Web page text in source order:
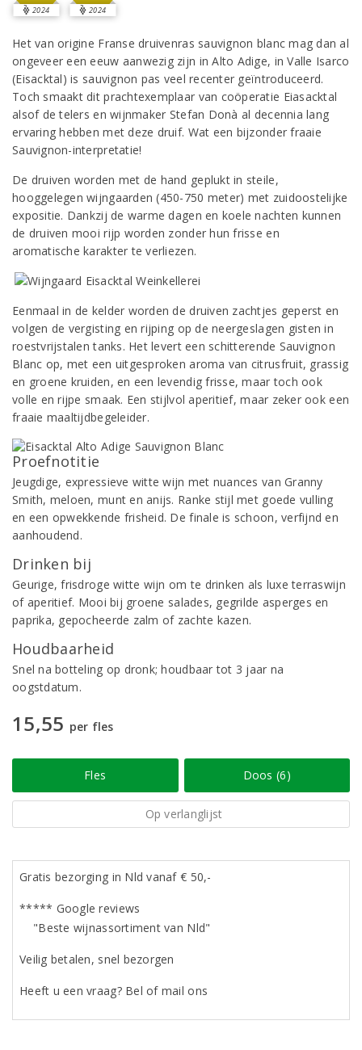
2024 2024
Het van origine Franse druivenras sauvignon blanc mag dan al
ongeveer een eeuw aanwezig zijn in Alto Adige, in Valle Isarco
(Eisacktal) is sauvignon pas veel recenter geïntroduceerd.
Toch smaakt dit prachtexemplaar van coöperatie Eiasacktal
alsof de telers en wijnmaker Stefan Donà al decennia lang
ervaring hebben met deze druif. Wat een bijzonder fraaie
Sauvignon-interpretatie!
De druiven worden met de hand geplukt in steile,
hooggelegen wijngaarden (450-750 meter) met zuidoostelijke
expositie. Dankzij de warme dagen en koele nachten kunnen
de druiven mooi rijp worden zonder hun frisse en
aromatische karakter te verliezen.
Eenmaal in de kelder worden de druiven zachtjes geperst en
volgen de vergisting en rijping op de neergeslagen gisten in
roestvrijstalen tanks. Het levert een schitterende Sauvignon
Blanc op, met een uitgesproken aroma van citrusfruit, grassig
en groene kruiden, en een levendig frisse, maar toch ook
volle en rijpe smaak. Een stijlvol aperitief, maar zeker ook een
fraaie maaltijdbegeleider.
Proefnotitie
Jeugdige, expressieve witte wijn met nuances van Granny
Smith, meloen, munt en anijs. Ranke stijl met goede vulling
en een opwekkende frisheid. De finale is schoon, verfijnd en
aanhoudend.
Drinken bij
Geurige, frisdroge witte wijn om te drinken als luxe terraswijn
of aperitief. Mooi bij groene salades, gegrilde asperges en
paprika, gepocheerde zalm of zachte kazen.
Houdbaarheid
Snel na botteling op dronk; houdbaar tot 3 jaar na
oogstdatum.
15,55 per fles
Fles Doos (6)
Op verlanglijst
Gratis bezorging in Nld vanaf € 50,-
***** Google reviews
"Beste wijnassortiment van Nld"
Veilig betalen, snel bezorgen
Heeft u een vraag? Bel of mail ons